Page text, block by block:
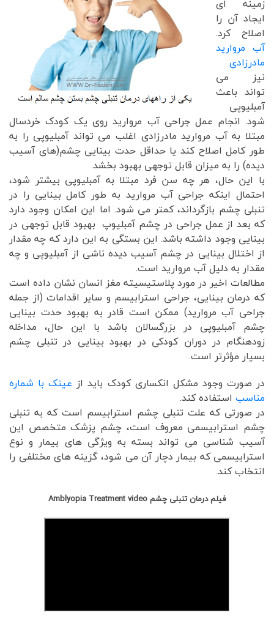
زمینه ای
ایجاد آن را
اصلاح کرد.
آب مروارید
مادرزادی
نیز می
تواند باعث
آمبلیوپی
شود. انجام عمل جراحی آب مروارید روی یک کودک خردسال
مبتلا به آب مروارید مادرزادی اغلب می تواند آمبلیوپی را به
طور کامل اصلاح کند یا حداقل حدت بینایی چشم(های آسیب
دیده) را به میزان قابل توجهی بهبود بخشد.
با این حال، هر چه سن فرد مبتلا به آمبلیوپی بیشتر شود،
احتمال اینکه جراحی آب مروارید به طور کامل بینایی را در
تنبلی چشم بازگرداند، کمتر می شود. اما این امکان وجود دارد
که بعد از عمل جراحی در چشم آمبلیوپ بهبود قابل توجهی در
بینایی وجود داشته باشد. این بستگی به این دارد که چه مقدار
از اختلال بینایی در چشم آسیب دیده ناشی از آمبلیوپی و چه
مقدار به دلیل آب مروارید است.
مطالعات اخیر در مورد پلاستیسیته مغز انسان نشان داده است
که درمان بینایی، جراحی استرابیسم و سایر اقدامات (از جمله
جراحی آب مروارید) ممکن است قادر به بهبود حدت بینایی
چشم آمبلیوپی در بزرگسالان باشد با این حال، مداخله
زودهنگام در دوران کودکی در بهبود بینایی در تنبلی چشم
بسیار مؤثرتر است.
در صورت وجود مشکل انکساری کودک باید از عینک با شماره
مناسب استفاده کند.
در صورتی که علت تنبلی چشم استرابیسم است که به تنبلی
چشم استرابیسمی معروف است، چشم پزشک متخصص این
آسیب شناسی می تواند بسته به ویژگی های بیمار و نوع
استرابیسمی که بیمار دچار آن می شود، گزینه های مختلفی را
انتخاب کند.
فیلم درمان تنبلی چشم Amblyopia Treatment video